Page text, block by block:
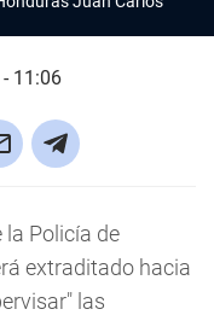
11:06
la Policía de
extraditado hacia
las